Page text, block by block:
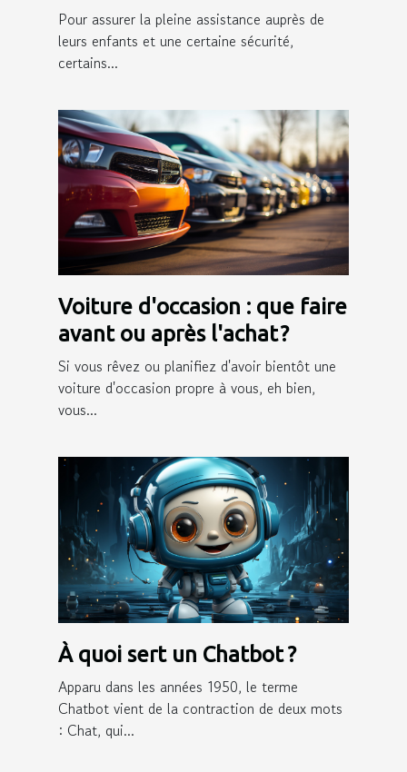
Pour assurer la pleine assistance auprès de
leurs enfants et une certaine sécurité,
certains...
Voiture d'occasion : que faire
avant ou après l'achat ?
Si vous rêvez ou planifiez d'avoir bientôt une
voiture d'occasion propre à vous, eh bien,
vous...
À quoi sert un Chatbot ?
Apparu dans les années 1950, le terme
Chatbot vient de la contraction de deux mots
: Chat, qui...